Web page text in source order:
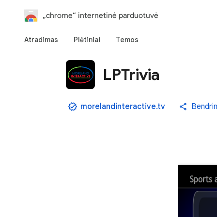
„chrome“ internetinė parduotuvė
Atradimas Plėtiniai Temos
LPTrivia
morelandinteractive.tv